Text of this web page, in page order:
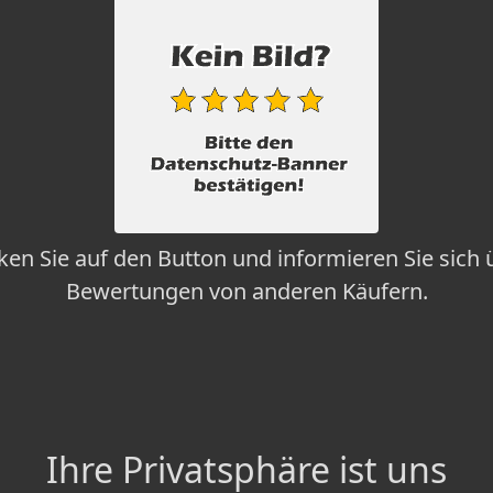
Sie auf den Button und informieren Sie sich
Bewertungen von anderen Käufern.
Ihre Privatsphäre ist uns